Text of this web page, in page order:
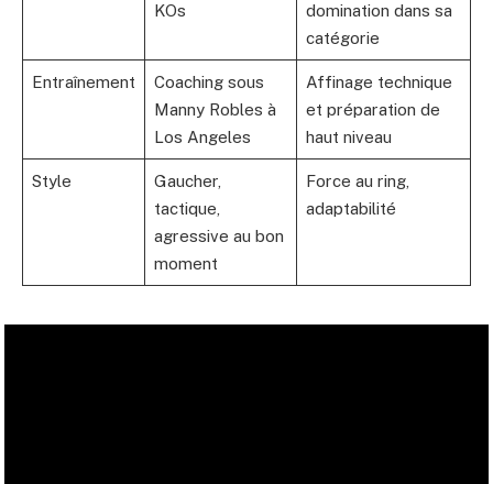
KOs
domination dans sa
catégorie
Entraînement
Coaching sous
Manny Robles à
Los Angeles
Affinage technique
et préparation de
haut niveau
Style
Gaucher,
tactique,
agressive au bon
moment
Force au ring,
adaptabilité